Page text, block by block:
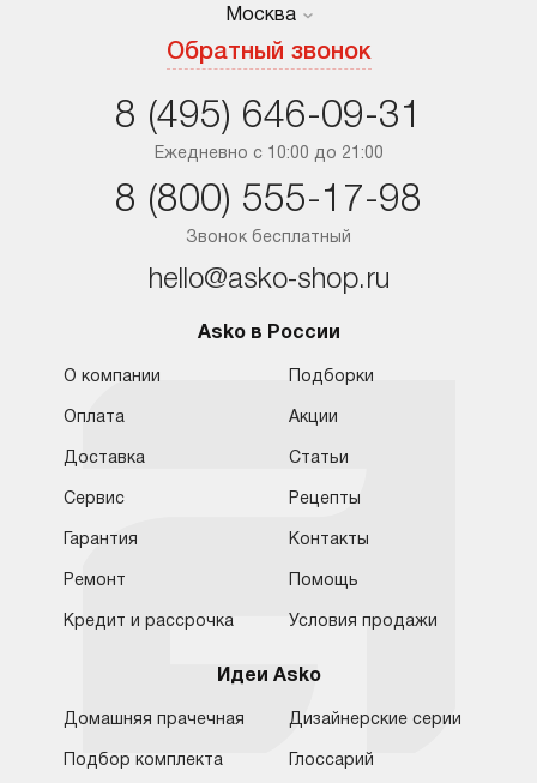
Москва
Обратный звонок
Москва
Ростов-на-Дону
Ежедневно с 10:00 до 21:00
8 (495) 646-09-31
Звонок бесплатный
8 (800) 555-17-98
hello@asko-shop.ru
Asko в России
О компании
Оплата
Доставка
Сервис
Гарантия
Ремонт
Кредит и рассрочка
Подборки
Акции
Статьи
Рецепты
Контакты
Помощь
Условия продажи
Идеи Asko
Домашняя прачечная
Подбор комплекта
Дизайнерские серии
Глоссарий